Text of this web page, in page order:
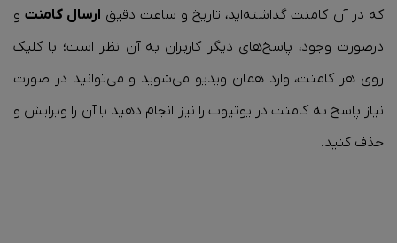
که در آن کامنت گذاشته‌اید، تاریخ و ساعت دقیق ارسال کامنتو
درصورت وجود، پاسخ‌های دیگر کاربران به آن نظر است؛ با کلیک
روی هر کامنت، وارد همان ویدیو می‌شوید و می‌توانید در صورت
نیاز پاسخ به کامنت در یوتیوب را نیز انجام دهید یا آن را ویرایش و
حذف کنید.